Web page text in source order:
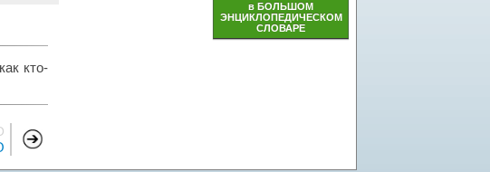
кто-
в БОЛЬШОМ
ЭНЦИКЛОПЕДИЧЕСКОМ
СЛОВАРЕ